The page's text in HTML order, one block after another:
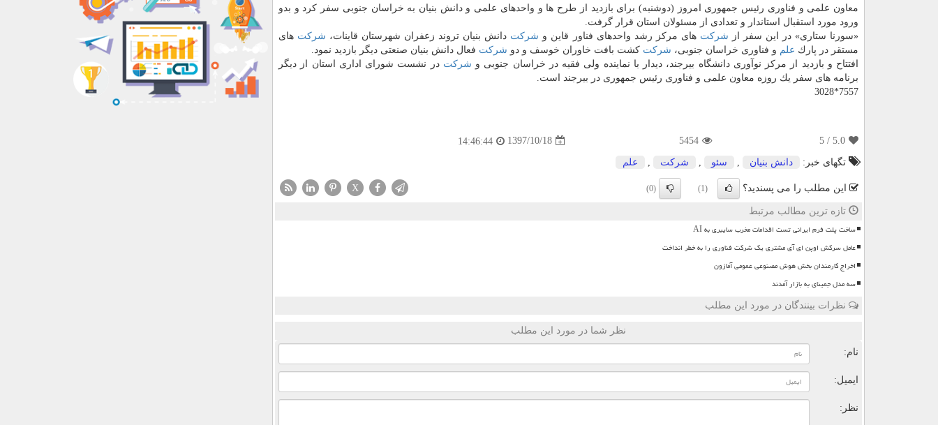
معاون علمی و فناوری رئیس جمهوری امروز (دوشنبه) برای بازدید از طرح ها و واحدهای علمی و دانش بنیان به خراسان جنوبی سفر كرد و بدو
ورود مورد استقبال استاندار و تعدادی از مسئولان استان قرار گرفت.
«سورنا ستاری» در این سفر از شركت های مركز رشد واحدهای فناور قاین و شركت دانش بنیان تروند زعفران شهرستان قاینات، شركت های
مستقر در پارك علم و فناوری خراسان جنوبی، شركت كشت بافت خاوران خوسف و دو شركت فعال دانش بنیان صنعتی دیگر بازدید نمود.
افتتاح و بازدید از مركز نوآوری دانشگاه بیرجند، دیدار با نماینده ولی فقیه در خراسان جنوبی و شركت در نشست شورای اداری استان از دیگر
برنامه های سفر یك روزه معاون علمی و فناوری رئیس جمهوری در بیرجند است.
7557*3028
5.0
/ 5
5454
1397/10/18
14:46:44
تگهای خبر:
دانش بنیان سئو شركت علم
این مطلب را می پسندید؟ (1)
(0)
X
تازه ترین مطالب مرتبط
ساخت پلت فرم ایرانی تست اقدامات مخرب سایبری به AI
عامل سرکش اوپن ای آی مشتری یک شرکت فناوری را به خطر انداخت
اخراج کارمندان بخش هوش مصنوعی عمومی آمازون
سه مدل جمینای به بازار آمدند
نظرات بینندگان در مورد این مطلب
نظر شما در مورد این مطلب
نام:
ایمیل:
نظر: